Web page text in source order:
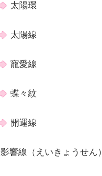
太陽環
太陽線
寵愛線
蝶々紋
開運線
影響線（えいきょうせん）